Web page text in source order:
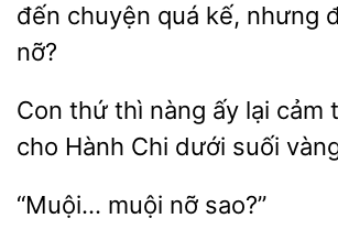
đến chuyện quá
nhưng
nỡ?
thứ thì nàng ấy
cảm
cho Hành Chi
suối
nỡ